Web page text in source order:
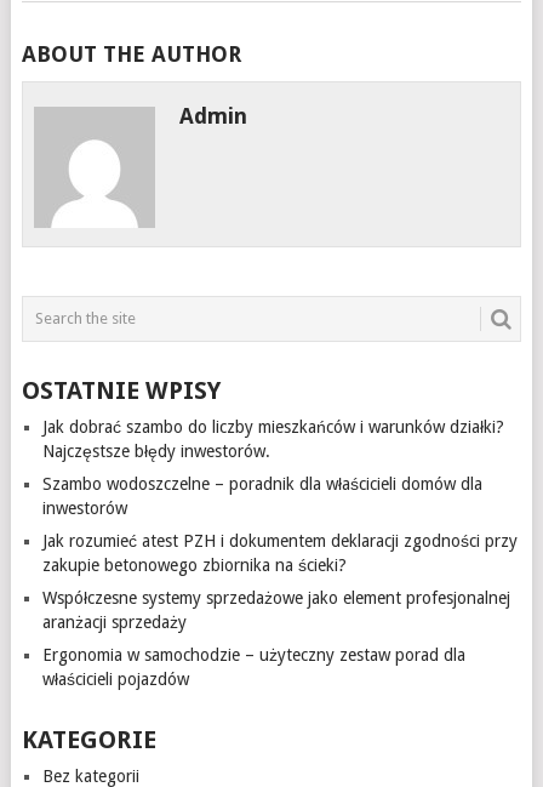
ABOUT THE AUTHOR
Admin
OSTATNIE WPISY
Jak dobrać szambo do liczby mieszkańców i warunków działki?
Najczęstsze błędy inwestorów.
Szambo wodoszczelne – poradnik dla właścicieli domów dla
inwestorów
Jak rozumieć atest PZH i dokumentem deklaracji zgodności przy
zakupie betonowego zbiornika na ścieki?
Współczesne systemy sprzedażowe jako element profesjonalnej
aranżacji sprzedaży
Ergonomia w samochodzie – użyteczny zestaw porad dla
właścicieli pojazdów
KATEGORIE
Bez kategorii